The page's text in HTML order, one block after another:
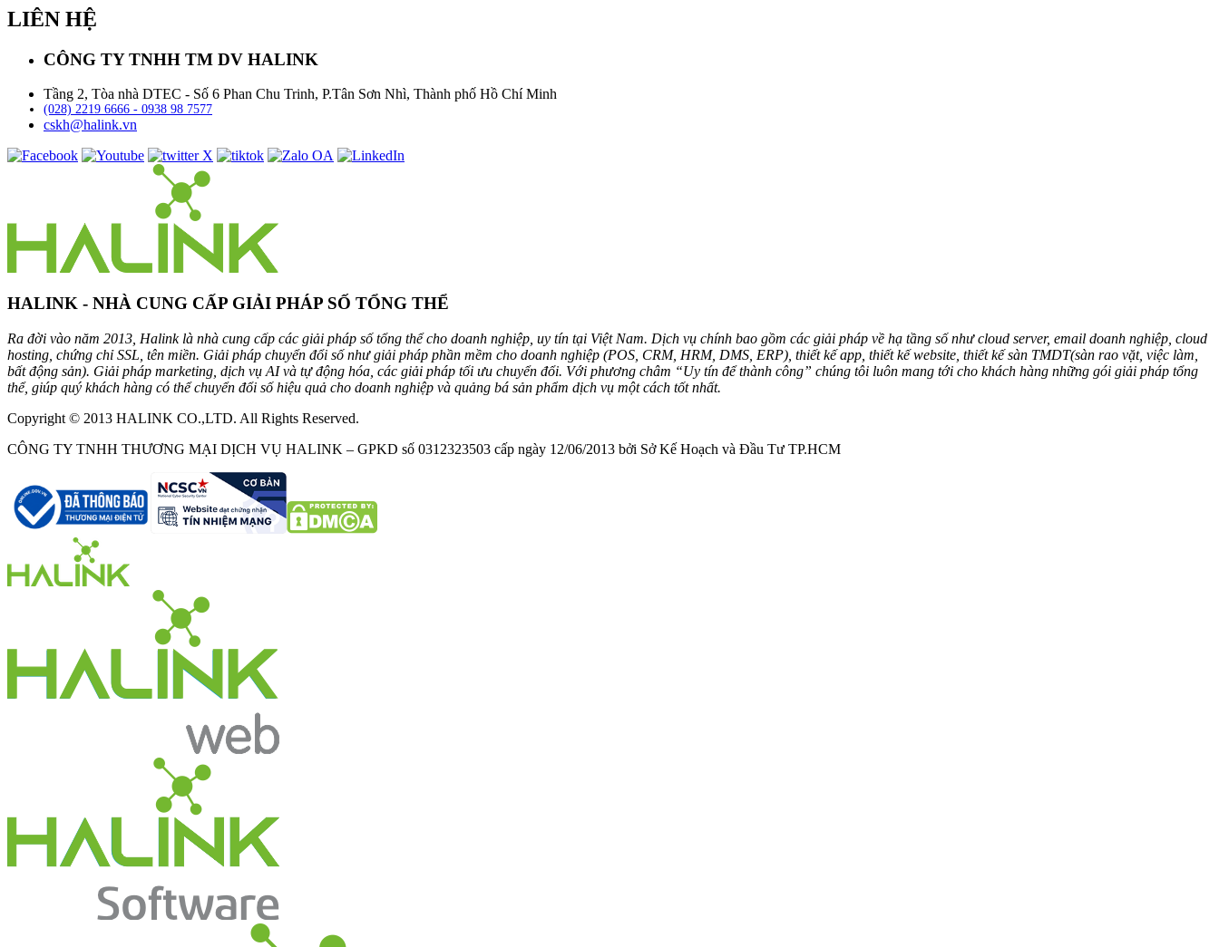
LIÊN HỆ
CÔNG TY TNHH TM DV HALINK
Tầng 2, Tòa nhà DTEC - Số 6 Phan Chu Trinh, P.Tân Sơn Nhì, Thành phố Hồ Chí Minh
(028) 2219 6666 - 0938 98 7577
cskh@halink.vn
HALINK - NHÀ CUNG CẤP GIẢI PHÁP SỐ TỔNG THỂ
Ra đời vào năm 2013, Halink là nhà cung cấp các giải pháp số tổng thể cho doanh nghiệp, uy tín tại Việt Nam. Dịch vụ chính bao gồm các giải pháp về hạ tầng số như cloud server, email doanh nghiệp, cloud
hosting, chứng chỉ SSL, tên miền. Giải pháp chuyển đổi số như giải pháp phần mềm cho doanh nghiệp (POS, CRM, HRM, DMS, ERP), thiết kế app, thiết kế website, thiết kế sàn TMDT(sàn rao vặt, việc làm,
bất động sản). Giải pháp marketing, dịch vụ AI và tự động hóa, các giải pháp tối ưu chuyển đổi. Với phương châm “Uy tín để thành công” chúng tôi luôn mang tới cho khách hàng những gói giải pháp tổng
thể, giúp quý khách hàng có thể chuyển đổi số hiệu quả cho doanh nghiệp và quảng bá sản phẩm dịch vụ một cách tốt nhất.
Copyright © 2013 HALINK CO.,LTD. All Rights Reserved.
CÔNG TY TNHH THƯƠNG MẠI DỊCH VỤ HALINK – GPKD số 0312323503 cấp ngày 12/06/2013 bởi Sở Kế Hoạch và Đầu Tư TP.HCM